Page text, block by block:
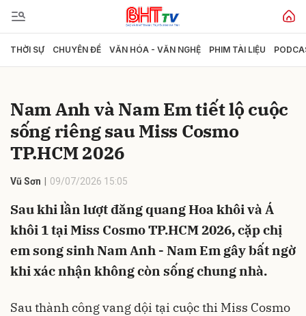
THỜI SỰ CHUYÊN ĐỀ VĂN HÓA - VĂN NGHỆ PHIM TÀI LIỆU
Nam Anh và Nam Em tiết lộ cuộc
sống riêng sau Miss Cosmo
TP.HCM 2026
Vũ Sơn 09/07/2026 15:05
Sau khi lần lượt đăng quang Hoa khôi và Á
khôi 1 tại Miss Cosmo TP.HCM 2026, cặp chị
em song sinh Nam Anh - Nam Em gây bất ngờ
khi xác nhận không còn sống chung nhà.
Sau thành công vang dội tại cuộc thi Miss Cosmo
Gửi bình luận
Hủy Gửi